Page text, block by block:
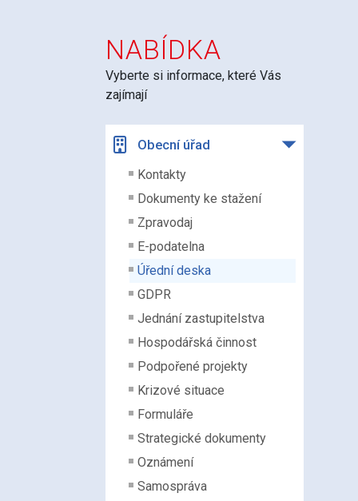
NABÍDKA
Vyberte si informace, které Vás
zajímají
Obecní úřad
Kontakty
Dokumenty ke stažení
Zpravodaj
E-podatelna
Úřední deska
GDPR
Jednání zastupitelstva
Hospodářská činnost
Podpořené projekty
Krizové situace
Formuláře
Strategické dokumenty
Oznámení
Samospráva